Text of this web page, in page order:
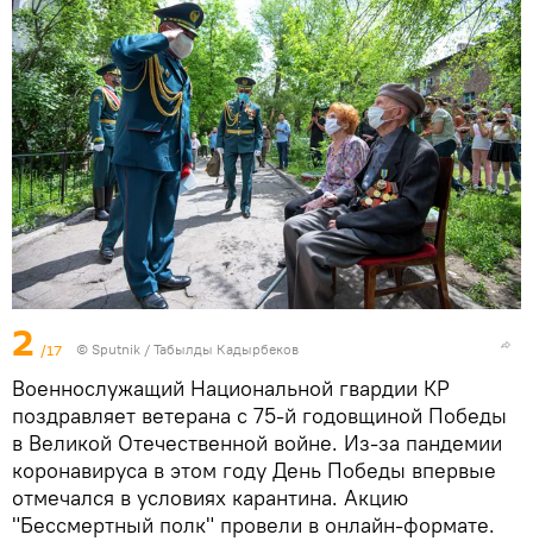
2 /17 © Sputnik / Табылды Кадырбеков
Военнослужащий Национальной гвардии КР
поздравляет ветерана с 75-й годовщиной Победы
в Великой Отечественной войне. Из-за пандемии
коронавируса в этом году День Победы впервые
отмечался в условиях карантина. Акцию
"Бессмертный полк" провели в онлайн-формате.